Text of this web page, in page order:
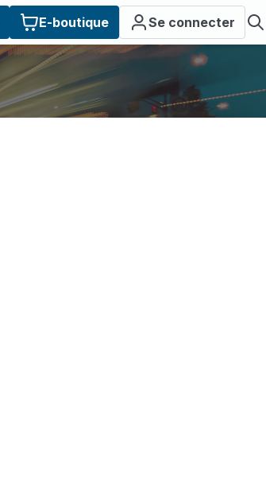
E-boutique Se connecter